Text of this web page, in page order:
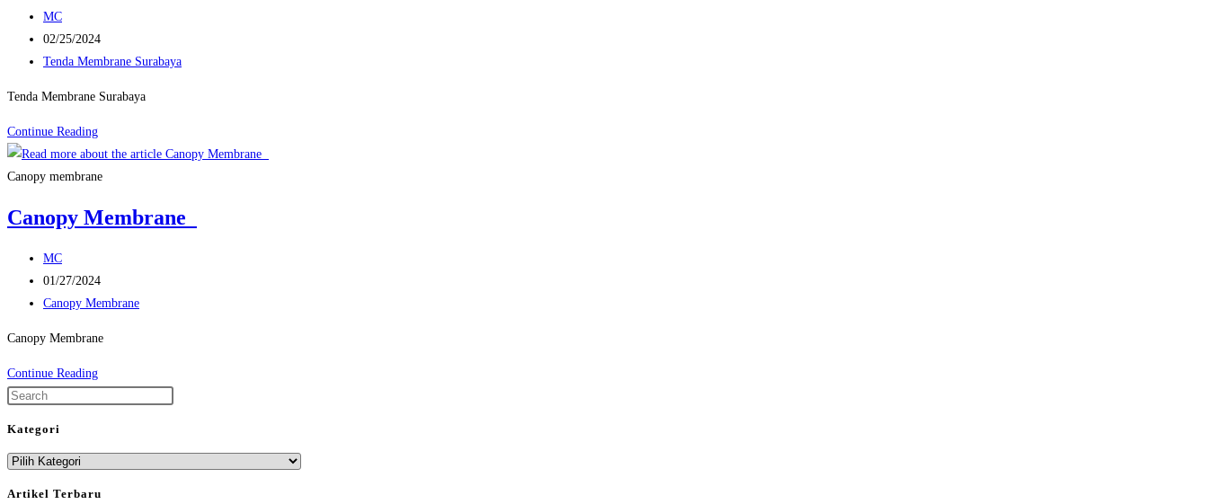
Post
author:
MC
Post
published:
02/25/2024
Post
Tenda Membrane Surabaya
Tenda Membrane Surabaya
Continue ReadingTenda
Membrane
Surabaya
Canopy membrane
Canopy Membrane
Post
author:
MC
Post
published:
01/27/2024
Post
Canopy Membrane
Canopy Membrane
Continue ReadingCanopy
Kategori
Kategori
Artikel Terbaru